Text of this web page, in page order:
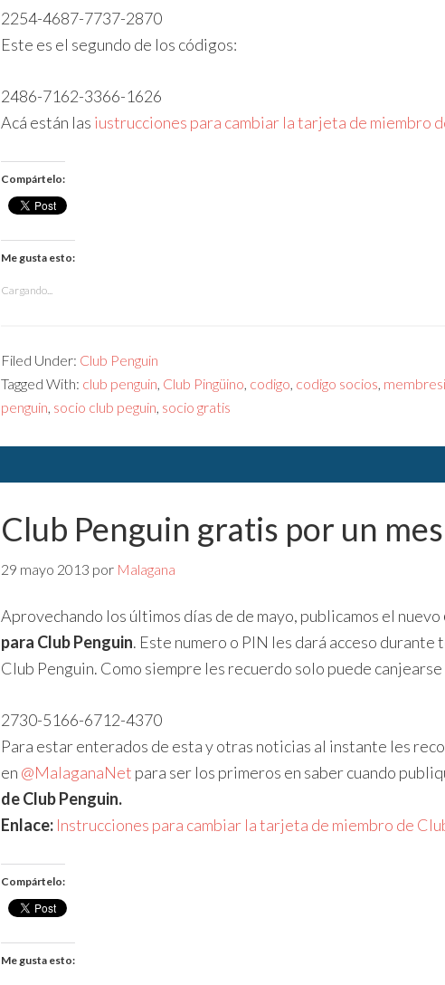
2254-4687-7737-2870
Este es el segundo de los códigos:
2486-7162-3366-1626
Acá están las iustrucciones para cambiar la tarjeta de miembro
Compártelo:
Me gusta esto:
Cargando...
Filed Under: Club Penguin
Tagged With: club penguin, Club Pingüino, codigo, codigo socios,
penguin, socio club peguin, socio gratis
Club Penguin gratis por un
29 mayo 2013 por Malagana
Aprovechando los últimos días de de mayo, publicamos el nuevo
para Club Penguin. Este numero o PIN les dará acceso durante
Club Penguin. Como siempre les recuerdo solo puede canjearse
2730-5166-6712-4370
Para estar enterados de esta y otras noticias al instante les
en @MalaganaNet para ser los primeros en saber cuando
de Club Penguin.
Enlace: Instrucciones para cambiar la tarjeta de miembro de
Compártelo:
Me gusta esto: